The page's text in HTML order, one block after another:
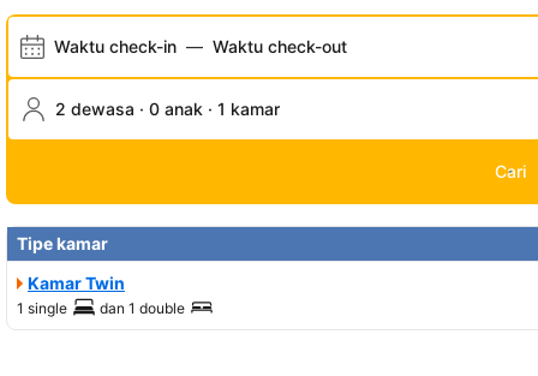
Waktu check-in — Waktu check-out
2 dewasa · 0 anak · 1 kamar
Cari
Tipe kamar
Kamar Twin
1 single dan 1 double